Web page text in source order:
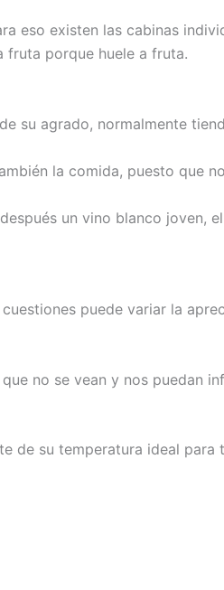
eso existen las cabinas
fruta porque huele a fruta.
su agrado, normalmente
la comida, puesto que
un vino blanco joven,
puede variar la
no se vean y nos puedan
de su temperatura ideal para